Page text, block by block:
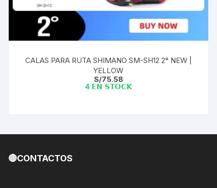
CALAS PARA RUTA SHIMANO SM-SH12 2° NEW |
YELLOW
S/75.58
4 𝗘𝗡 𝗦𝗧𝗢𝗖𝗞
🔴CONTACTOS